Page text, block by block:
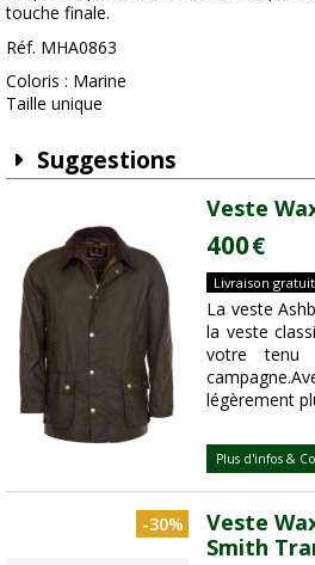
touche finale.
Réf. MHA0863
Coloris : Marine
Taille unique
Suggestions
Veste
400€
Livraison
La veste
la veste
votre tenu
légèrement
Plus d'infos &
-30%
Veste
Smith